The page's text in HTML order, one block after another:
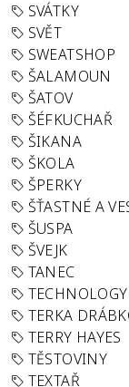
SVÁTKY
SVĚT
SWEATSHOP
ŠALAMOUN
ŠATOV
ŠÉFKUCHAŘ
ŠIKANA
ŠKOLA
ŠPERKY
ŠŤASTNÉ A
ŠUSPA
ŠVEJK
TANEC
TECHNOLOGY
TERKA
TERRY HAYES
TĚSTOVINY
TEXTAŘ